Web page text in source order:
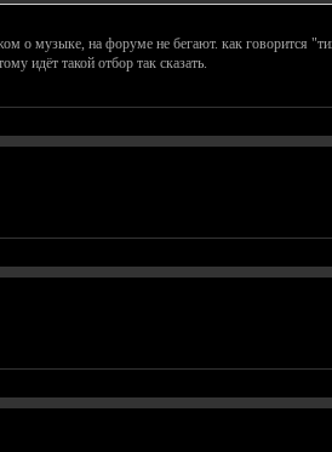
о музыке, на форуме не бегают. как говорится
идёт такой отбор так сказать.